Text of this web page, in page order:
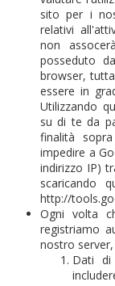
sito per i
relativi
non
posseduto
browser,
essere in
Utilizzando
su di te da
finalità
impedire a
indirizzo IP)
scaricando
http://
Ogni volta
registriamo
nostro
Dati di